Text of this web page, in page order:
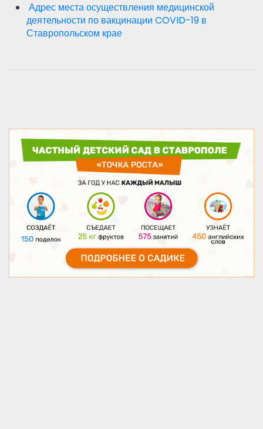
Адрес места осуществления медицинской
деятельности по вакцинации COVID-19 в
Ставропольском крае